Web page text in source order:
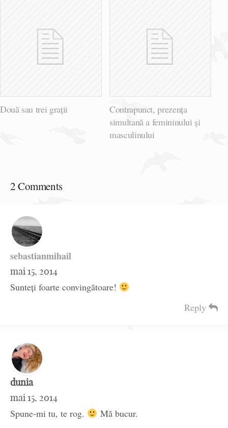
Două sau trei grații
Contrapunct, prezența
simultană a femininului și
masculinului
2 Comments
sebastianmihail
mai 15, 2014
Sunteţi foarte convingătoare!
Reply
dunia
mai 15, 2014
Spune-mi tu, te rog.
Mă bucur.